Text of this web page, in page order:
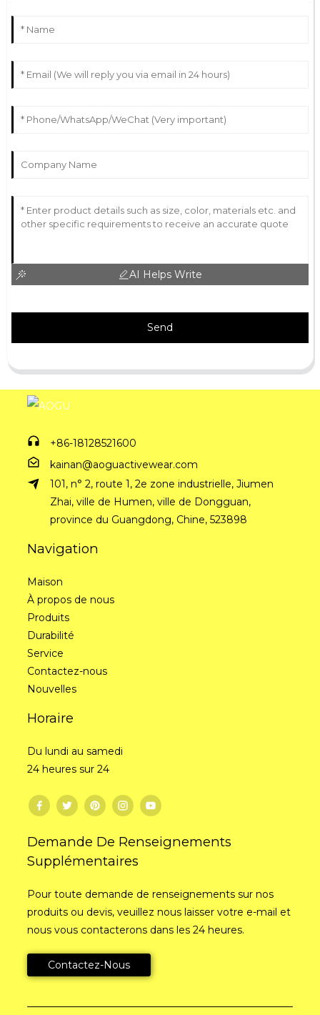
AI Helps Write
Send
+86-18128521600
kainan@aoguactivewear.com
101, n° 2, route 1, 2e zone industrielle, Jiumen
Zhai, ville de Humen, ville de Dongguan,
province du Guangdong, Chine, 523898
Navigation
Maison
À propos de nous
Produits
Durabilité
Service
Contactez-nous
Nouvelles
Horaire
Du lundi au samedi
24 heures sur 24
Demande De Renseignements
Supplémentaires
Pour toute demande de renseignements sur nos
produits ou devis, veuillez nous laisser votre e-mail et
nous vous contacterons dans les 24 heures.
Contactez-Nous